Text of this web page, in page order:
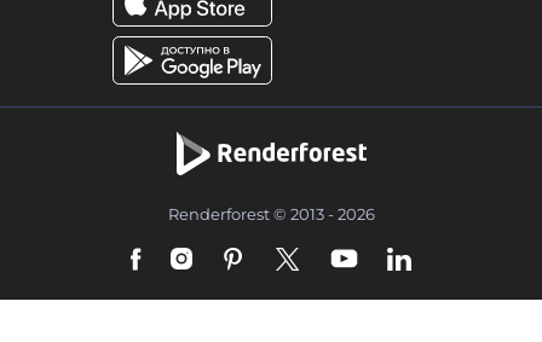
Renderforest © 2013 - 2026